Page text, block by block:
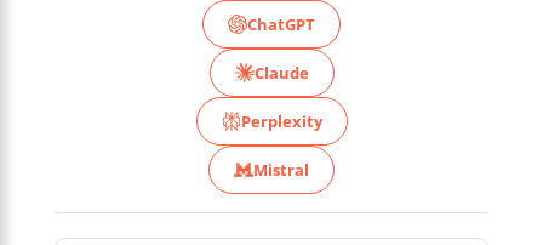
ChatGPT
Claude
Perplexity
Mistral